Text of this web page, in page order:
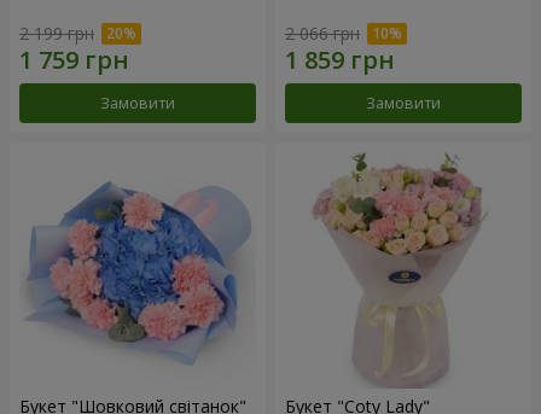
2 199 грн
Замовити
2 066 грн
Замовити
Букет "Шовковий світанок" Букет "Coty Lady"